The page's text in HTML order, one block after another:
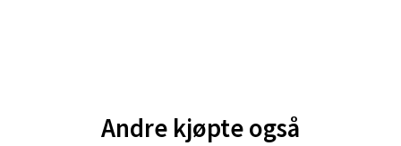
Andre kjøpte også